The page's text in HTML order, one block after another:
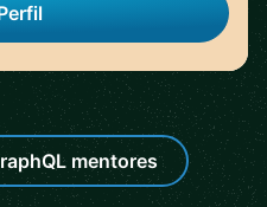
mentores